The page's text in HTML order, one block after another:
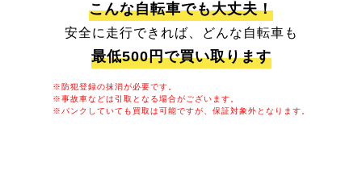
こんな自転車でも大丈夫！
安全に走行できれば、どんな自転車も
最低500円で買い取ります
※防犯登録の抹消が必要です。
※事故車などは引取となる場合がございます。
※パンクしていても買取は可能ですが、保証対象外となります。